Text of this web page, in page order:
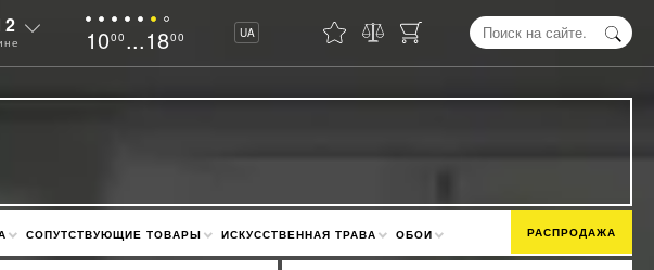
1000 ...1800 UA
СОПУТСТВУЮЩИЕ ТОВАРЫ ИСКУССТВЕННАЯ ТРАВА ОБОИ РАСПРОДАЖА